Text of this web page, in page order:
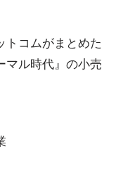
トコムがまとめた
マル時代』の小売